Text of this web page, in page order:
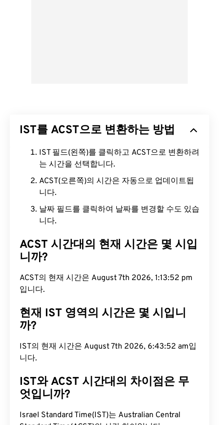
IST를 ACST으로 변환하는 방법
IST 필드(왼쪽)를 클릭하고 ACST으로 변환하려
는 시간을 선택합니다.
ACST(오른쪽)의 시간은 자동으로 업데이트됩
니다.
날짜 필드를 클릭하여 날짜를 변경할 수도 있습
니다.
ACST 시간대의 현재 시간은 몇 시입
니까?
ACST의 현재 시간은 August 7th 2026, 1:13:53 pm
입니다.
현재 IST 영역의 시간은 몇 시입니
까?
IST의 현재 시간은 August 7th 2026, 6:43:53 am입
니다.
IST와 ACST 시간대의 차이점은 무
엇입니까?
Israel Standard Time(IST)는 Australian Central